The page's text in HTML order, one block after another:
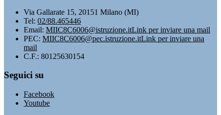
Via Gallarate 15, 20151 Milano (MI)
Tel: 02/88.465446
Email: MIIC8C6006@istruzione.itLink per inviare una mail
PEC: MIIC8C6006@pec.istruzione.itLink per inviare una
mail
C.F.: 80125630154
Seguici su
Facebook
Youtube